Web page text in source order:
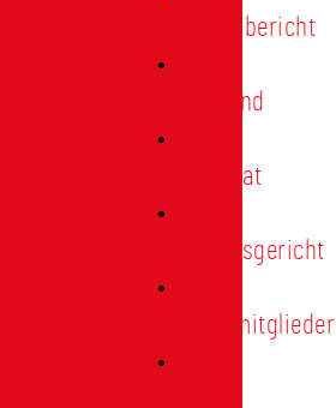
Jahresbericht
Vorstand
Ehrenrat
Schiedsgericht
Ehrenmitglieder